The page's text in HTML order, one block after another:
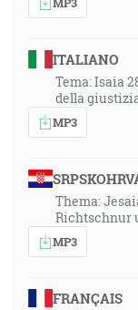
ITALIANO
Tema: Isaia
della
MP3
Thema:
Richtschnur
MP3
FRANÇAIS